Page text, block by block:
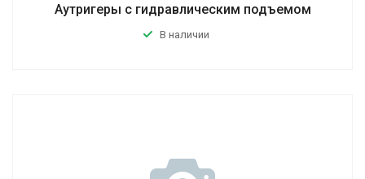
Аутригеры с гидравлическим подъемом
В наличии